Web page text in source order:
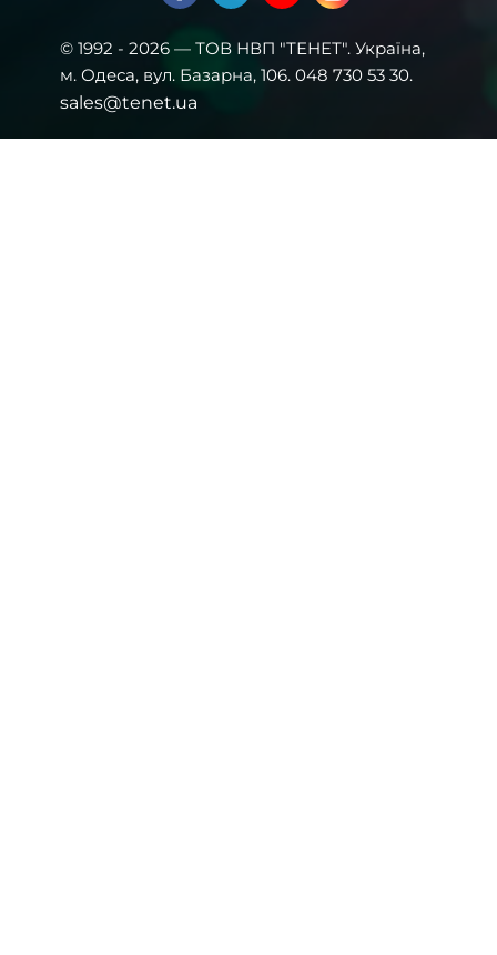
© 1992 - 2026 — ТОВ НВП "ТЕНЕТ". Українa,
м. Одеса, вул. Базарна, 106. 048 730 53 30.
sales@tenet.ua